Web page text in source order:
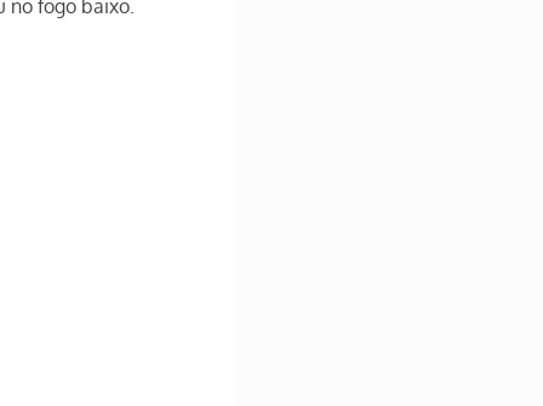
no fogo baixo.